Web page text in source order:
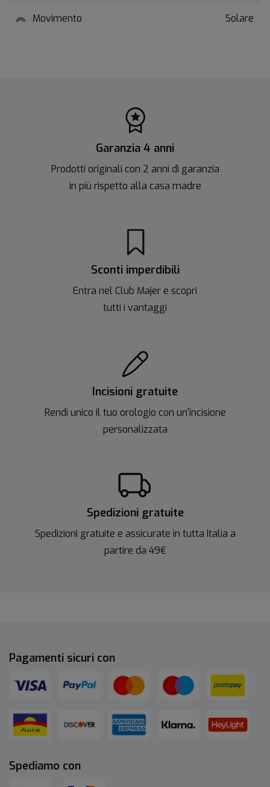
Movimento Solare
Garanzia 4 anni
Prodotti originali con 2 anni di garanzia
in più rispetto alla casa madre
Sconti imperdibili
Entra nel Club Majer e scopri
tutti i vantaggi
Incisioni gratuite
Rendi unico il tuo orologio con un'incisione
personalizzata
Spedizioni gratuite
Spedizioni gratuite e assicurate in tutta Italia a
partire da 49€
Pagamenti sicuri con
Spediamo con